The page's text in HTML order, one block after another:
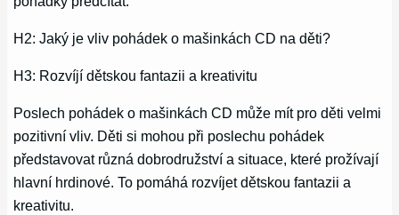
H2: Jaký je vliv pohádek o mašinkách CD na děti?
H3: Rozvíjí dětskou fantazii a kreativitu
Poslech pohádek o mašinkách CD může mít pro děti velmi
pozitivní vliv. Děti si mohou při poslechu pohádek
představovat různá dobrodružství a situace, které prožívají
hlavní hrdinové. To pomáhá rozvíjet dětskou fantazii a
kreativitu.